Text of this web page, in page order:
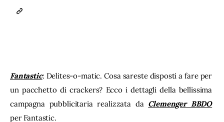
COPY
Fantastic: Delites-o-matic. Cosa sareste disposti a fare per
un pacchetto di crackers? Ecco i dettagli della bellissima
campagna pubblicitaria realizzata da Clemenger BBDO
per Fantastic.